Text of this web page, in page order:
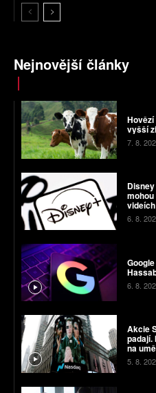
Nejnovější články
vyšší
7. 8.
videích
6. 8.
6. 8.
Akcie
padají.
na
5. 8.